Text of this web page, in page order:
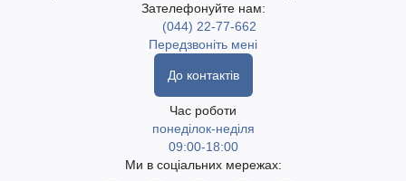
Зателефонуйте нам:
(044) 22-77-662
Передзвоніть мені
До контактів
Час роботи
понеділок-неділя
09:00-18:00
Ми в соціальних мережах: